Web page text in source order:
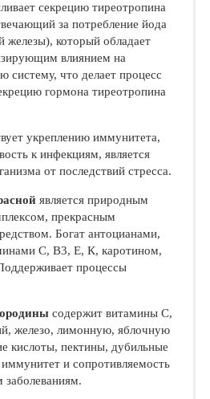
секрецию тиреотропина
за потребление йода
железы), который обладает
влиянием на
систему, что делает процесс
гормона тиреотропина
укреплению иммунитета,
к инфекциям, является
от последствий стресса.
является природным
прекрасным
Богат антоцианами,
С, В3, Е, К, каротином,
процессы
содержит витамины С,
железо, лимонную, яблочную
кислоты, пектины, дубильные
и сопротивляемость
заболеваниям.